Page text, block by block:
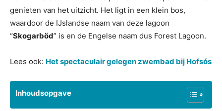
genieten van het uitzicht. Het ligt in een klein bos,
waardoor de IJslandse naam van deze lagoon
“Skogarböd” is en de Engelse naam dus Forest Lagoon.
Lees ook: Het spectaculair gelegen zwembad bij Hofsós
Inhoudsopgave